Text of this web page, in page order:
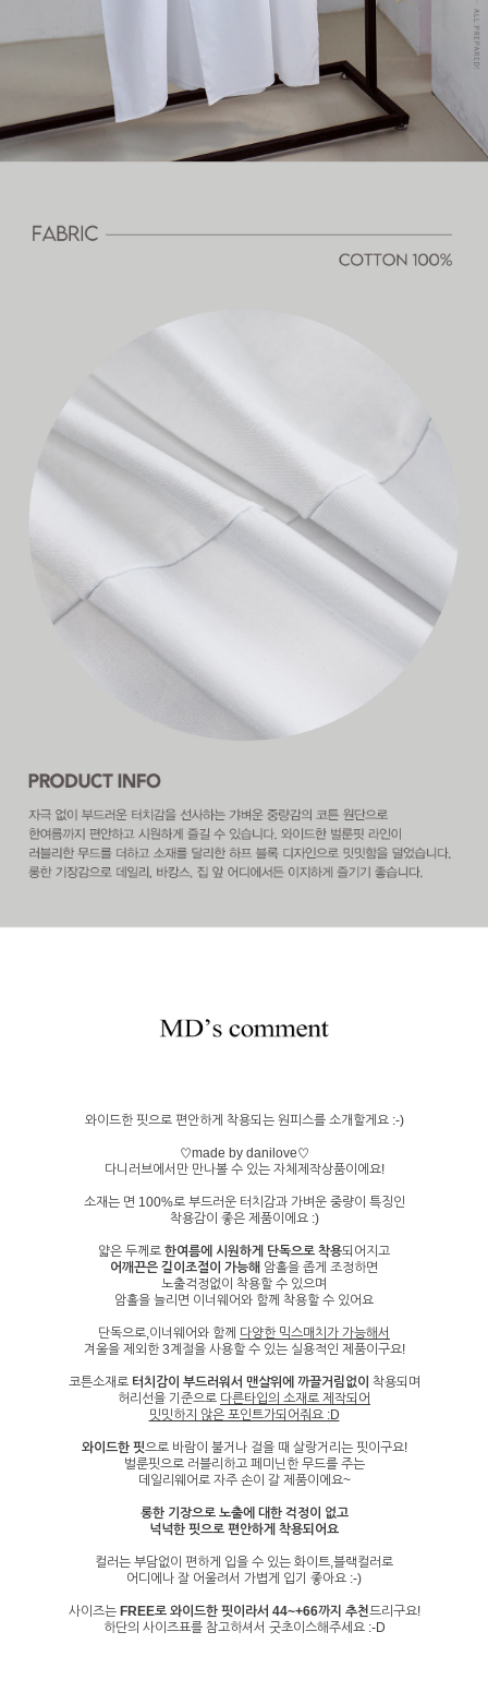
와이드한 핏으로 편안하게 착용되는 원피스를 소개할게요 :-)
♡made by danilove♡
다니러브에서만 만나볼 수 있는 자체제작상품이에요!
소재는 면 100%로 부드러운 터치감과 가벼운 중량이 특징인
착용감이 좋은 제품이에요 :)
얇은 두께로 한여름에 시원하게 단독으로 착용되어지고
어깨끈은 길이조절이 가능해 암홀을 좁게 조정하면
노출걱정없이 착용할 수 있으며
암홀을 늘리면 이너웨어와 함께 착용할 수 있어요
단독으로,이너웨어와 함께 다양한 믹스매치가 가능해서
겨울을 제외한 3계절을 사용할 수 있는 실용적인 제품이구요!
코튼소재로 터치감이 부드러워서 맨살위에 까끌거림없이 착용되며
허리선을 기준으로 다른타입의 소재로 제작되어
밋밋하지 않은 포인트가되어줘요 :D
와이드한 핏으로 바람이 불거나 걸을 때 살랑거리는 핏이구요!
벌룬핏으로 러블리하고 페미닌한 무드를 주는
데일리웨어로 자주 손이 갈 제품이에요~
롱한 기장으로 노출에 대한 걱정이 없고
넉넉한 핏으로 편안하게 착용되어요
컬러는 부담없이 편하게 입을 수 있는 화이트,블랙컬러로
어디에나 잘 어울려서 가볍게 입기 좋아요 :-)
사이즈는 FREE로 와이드한 핏이라서 44~+66까지 추천드리구요!
하단의 사이즈표를 참고하셔서 굿초이스해주세요 :-D